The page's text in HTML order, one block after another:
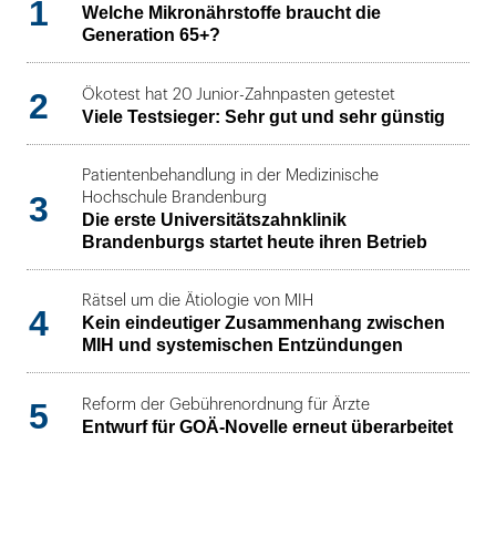
1
Welche Mikronährstoffe braucht die
Generation 65+?
2 Ökotest hat 20 Junior-Zahnpasten getestet
Viele Testsieger: Sehr gut und sehr günstig
3
Patientenbehandlung in der Medizinische
Hochschule Brandenburg
Die erste Universitätszahnklinik
Brandenburgs startet heute ihren Betrieb
4
Rätsel um die Ätiologie von MIH
Kein eindeutiger Zusammenhang zwischen
MIH und systemischen Entzündungen
5 Reform der Gebührenordnung für Ärzte
Entwurf für GOÄ-Novelle erneut überarbeitet